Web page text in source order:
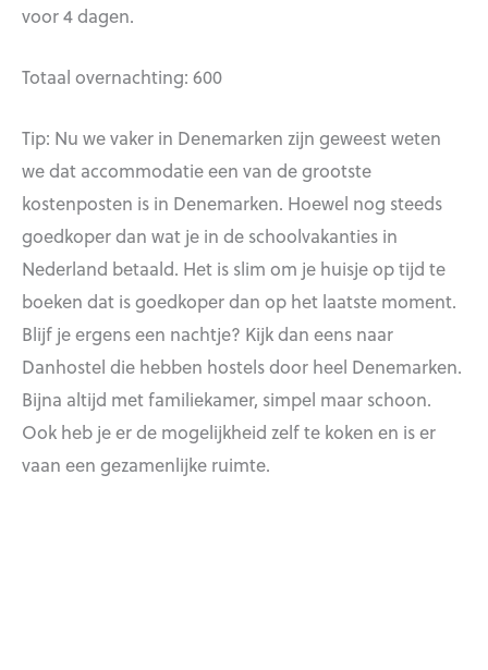
voor 4 dagen.
Totaal overnachting: 600
Tip: Nu we vaker in Denemarken zijn geweest weten
we dat accommodatie een van de grootste
kostenposten is in Denemarken. Hoewel nog steeds
goedkoper dan wat je in de schoolvakanties in
Nederland betaald. Het is slim om je huisje op tijd te
boeken dat is goedkoper dan op het laatste moment.
Blijf je ergens een nachtje? Kijk dan eens naar
Danhostel die hebben hostels door heel Denemarken.
Bijna altijd met familiekamer, simpel maar schoon.
Ook heb je er de mogelijkheid zelf te koken en is er
vaan een gezamenlijke ruimte.